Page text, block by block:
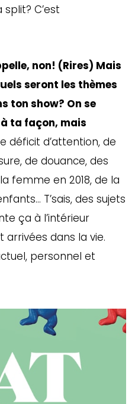
C’est
non! (Rires) Mais
seront les thèmes
ton show? On se
ta façon, mais
déficit d’attention, de
de douance, des
femme en 2018, de la
T’sais, des sujets
ça à l’intérieur
arrivées dans la vie.
personnel et